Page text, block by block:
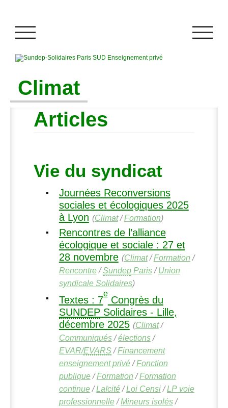
Climat
Articles
Vie du syndicat
Journées Reconversions
sociales et écologiques 2025
à Lyon (Climat/Formation)
Rencontres de l’alliance
écologique et sociale : 27 et
28 novembre (Climat/Formation /
Rencontre/SundepParis/Union
syndicale Solidaires)
Textes : 7
e
Congrès du
SUNDEPSolidaires - Lille,
décembre 2025 (Climat/
Communiqués/élections/
EVAR/EVARS/Financement
enseignement privé/Fonction
publique/Formation /Formation
continue/Laïcité/Loi Censi/LPvoie
professionnelle/Mineurs isolés/